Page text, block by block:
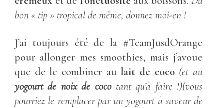
bon « tip » tropical de même, donnez moi-en !
J’ai toujours été de la #TeamJusdOrange
pour allonger mes smoothies, mais j’avoue
que de le combiner aulait de coco (et au
yogourt de noix de cocotant qu’à faire !)(vous
pourriez le remplacer par un yogourt à saveur de